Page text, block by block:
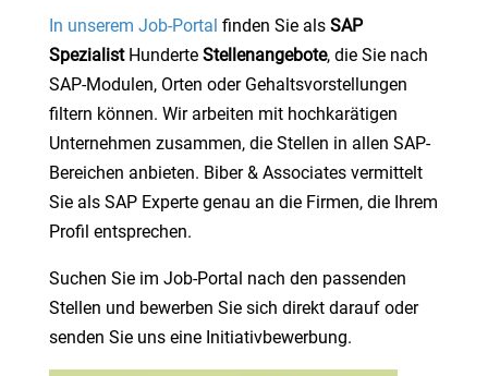
In unserem Job-Portal finden Sie als SAP
SpezialistHunderte Stellenangebote, die Sie nach
SAP-Modulen, Orten oder Gehaltsvorstellungen
filtern können. Wir arbeiten mit hochkarätigen
Unternehmen zusammen, die Stellen in allen SAP-
Bereichen anbieten. Biber & Associates vermittelt
Sie als SAP Experte genau an die Firmen, die Ihrem
Profil entsprechen.
Suchen Sie im Job-Portal nach den passenden
Stellen und bewerben Sie sich direkt darauf oder
senden Sie uns eine Initiativbewerbung.